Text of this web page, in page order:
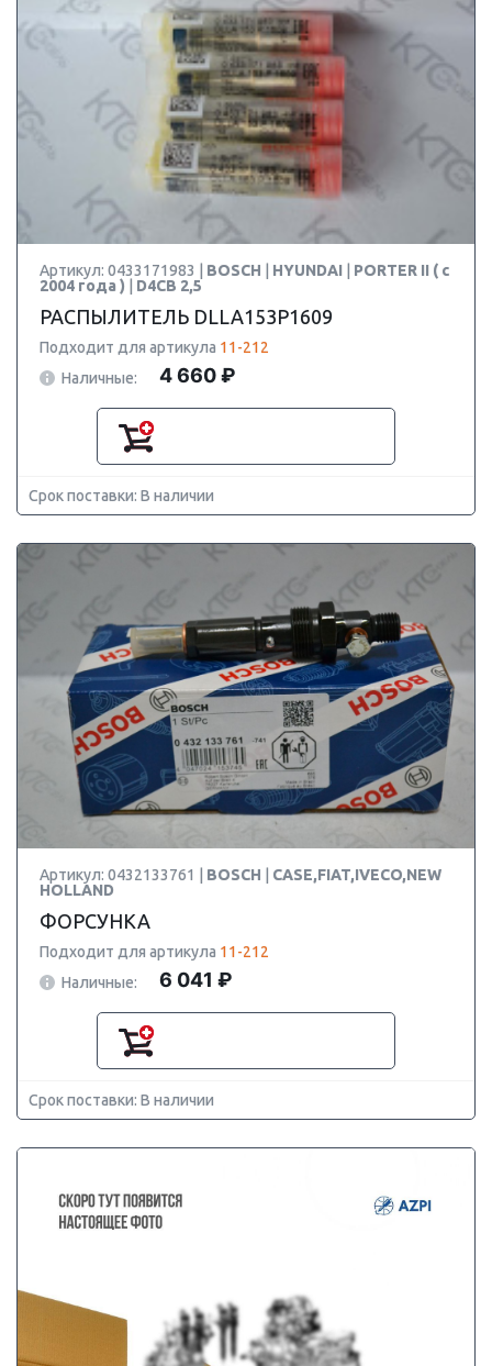
Артикул: 0433171983 | BOSCH HYUNDAI
PORTER II ( с
2004 года )
D4CB 2,5
РАСПЫЛИТЕЛЬ DLLA153P1609
Подходит для артикула 11-212
Наличные:
4 660 ₽
Срок поставки: В наличии
Артикул: 0432133761 | BOSCH
CASE,FIAT,IVECO,NEW
HOLLAND
ФОРСУНКА
Подходит для артикула 11-212
Наличные:
6 041 ₽
Срок поставки: В наличии